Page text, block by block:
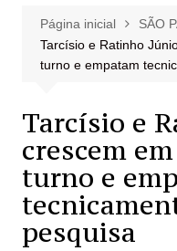
Página inicial SÃO
Tarcísio e Ratinho
turno e empatam
Tarcísio e
crescem
turno e
pesquisa